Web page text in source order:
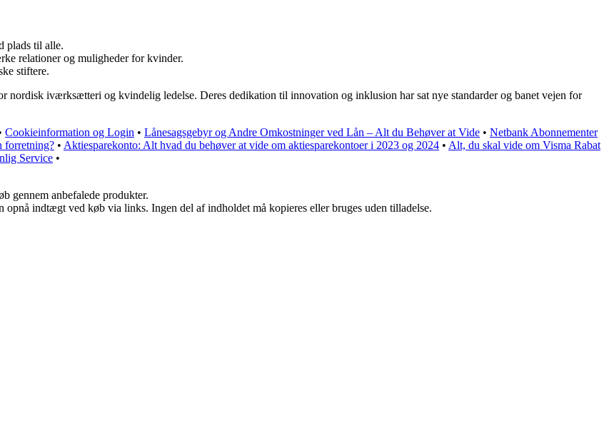
plads til alle.
relationer og muligheder for kvinder.
stiftere.
nordisk iværksætteri og kvindelig ledelse. Deres dedikation til innovation og inklusion har sat nye standarder og banet vejen for
Cookieinformation og Login • Lånesagsgebyr og Andre Omkostninger ved Lån – Alt du Behøver at Vide • Netbank Abonnementer
forretning? • Aktiesparekonto: Alt hvad du behøver at vide om aktiesparekontoer i 2023 og 2024 • Alt, du skal vide om Visma Rabat
Service •
gennem anbefalede produkter.
indtægt ved køb via links. Ingen del af indholdet må kopieres eller bruges uden tilladelse.